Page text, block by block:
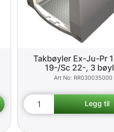
Takbøyler Ex-Ju-Pr
19-/Sc 22-, 3
RR030035000